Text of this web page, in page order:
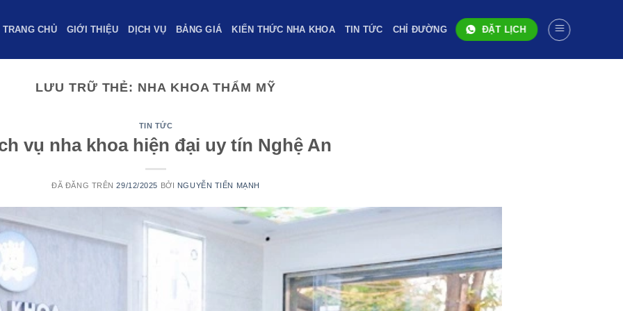
TRANG CHỦ GIỚI THIỆU DỊCH VỤ BẢNG GIÁ KIẾN THỨC NHA KHOA TIN TỨC CHỈ ĐƯỜNG ĐẶT LỊCH
LƯU TRỮ THẺ: NHA KHOA THẨM MỸ
TIN TỨC
vụ nha khoa hiện đại uy tín Nghệ An
ĐÃ ĐĂNG TRÊN29/12/2025 BỞINGUYỄN TIẾN MẠNH